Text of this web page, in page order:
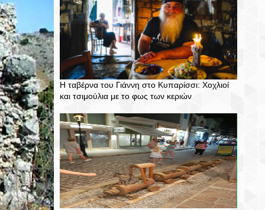
Η ταβέρνα του Γιάννη στο Κυπαρίσσι: Χοχλιοί
και τσιμούλια με το φως των κεριών